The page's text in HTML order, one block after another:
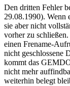
Den dritten Fehler
29.08.1990). Wenn
sie aber nicht
vorher zu
einen Frename-
nicht geschlossene
kommt das
nicht mehr
weiterhin belegt